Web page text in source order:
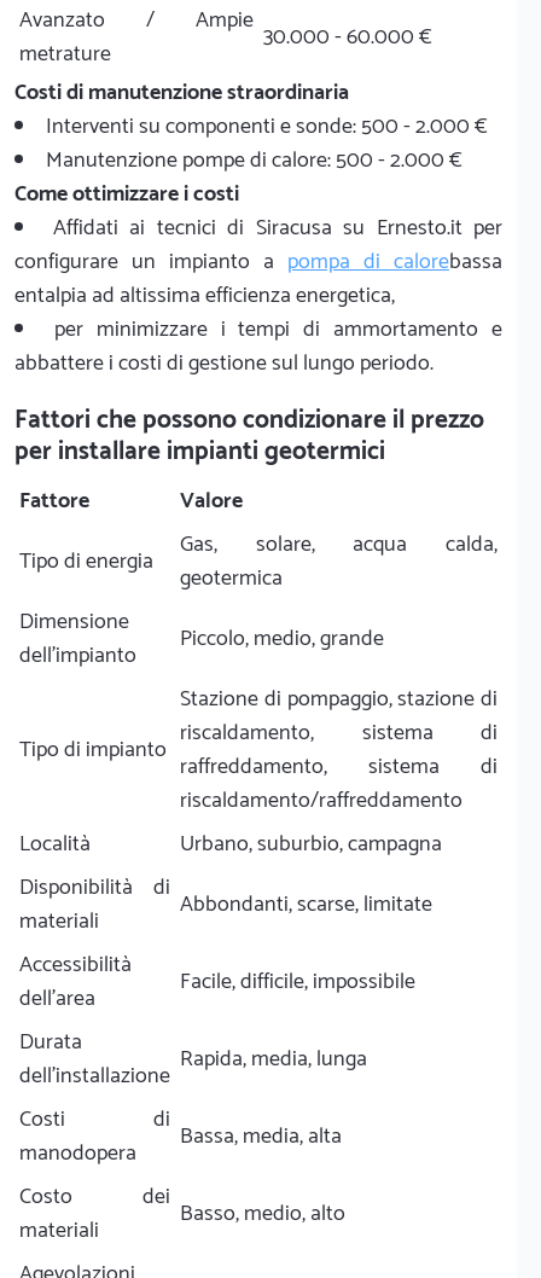
Avanzato / Ampie
metrature
30.000 - 60.000 €
Costi di manutenzione straordinaria
Interventi su componenti e sonde: 500 - 2.000 €
Manutenzione pompe di calore: 500 - 2.000 €
Come ottimizzare i costi
Affidati ai tecnici di Siracusa su Ernesto.it per
configurare un impianto a pompa di calorebassa
entalpia ad altissima efficienza energetica,
per minimizzare i tempi di ammortamento e
abbattere i costi di gestione sul lungo periodo.
Fattori che possono condizionare il prezzo
per installare impianti geotermici
Fattore
Valore
Tipo di energia
Gas, solare, acqua calda,
geotermica
Dimensione
dell'impianto
Piccolo, medio, grande
Tipo di impianto
Stazione di pompaggio, stazione di
riscaldamento, sistema di
raffreddamento, sistema di
riscaldamento/raffreddamento
Località
Urbano, suburbio, campagna
Disponibilità di
materiali
Abbondanti, scarse, limitate
Accessibilità
dell'area
Facile, difficile, impossibile
Durata
dell'installazione Rapida, media, lunga
Costi di
manodopera
Bassa, media, alta
Costo dei
materiali
Basso, medio, alto